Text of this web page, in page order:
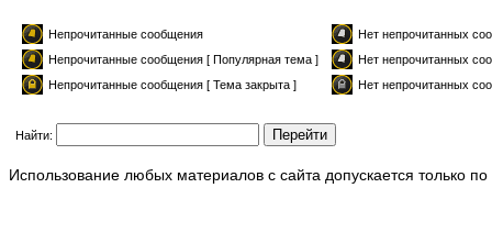
Непрочитанные сообщения
Нет непрочитанных
Непрочитанные сообщения [ Популярная тема ]
Нет непрочитанных
Непрочитанные сообщения [ Тема закрыта ]
Нет непрочитанных
Найти:
Использование любых материалов с сайта допускается только